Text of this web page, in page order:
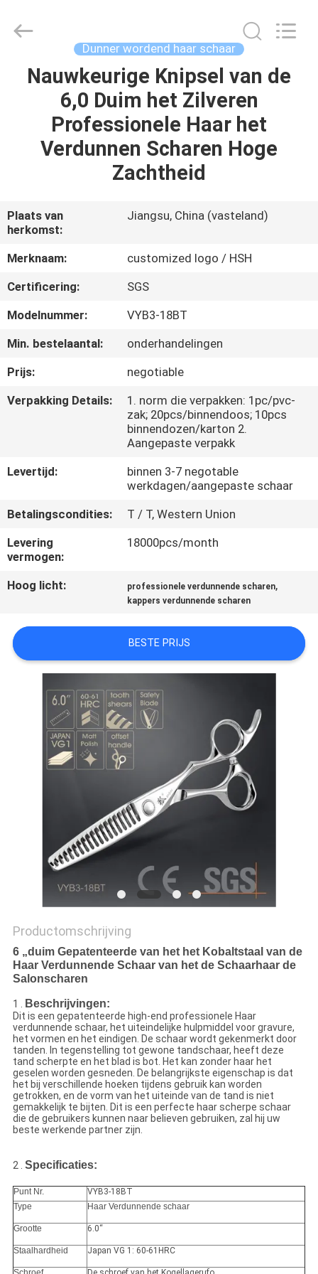
HUIS
PRODUCTEN
FABRIEKSREIS
KWALITEITSCONTROLE
CONTACTEER
ONS
VERZOEK
CITAAT
SITEMAP
PRIVACY
POLICY
Jincheng
Scissors
Dunner wordend haar schaar
Nauwkeurige Knipsel van de
6,0 Duim het Zilveren
Professionele Haar het
Verdunnen Scharen Hoge
Zachtheid
Plaats van
herkomst:
Jiangsu, China (vasteland)
Merknaam:
customized logo / HSH
Certificering:
SGS
Modelnummer:
VYB3-18BT
Min. bestelaantal:
onderhandelingen
Prijs:
negotiable
Verpakking Details:
1. norm die verpakken: 1pc/pvc-
zak; 20pcs/binnendoos; 10pcs
binnendozen/karton 2.
Aangepaste verpakk
Levertijd:
binnen 3-7 negotable
werkdagen/aangepaste schaar
Betalingscondities:
T / T, Western Union
Levering
vermogen:
18000pcs/month
Hoog licht: professionele verdunnende scharen,
kappers verdunnende scharen
BESTE PRIJS
Productomschrijving
6 „duim Gepatenteerde van het het Kobaltstaal van de
Haar Verdunnende Schaar van het de Schaarhaar de
Salonscharen
1 . Beschrijvingen:
Dit is een gepatenteerde high-end professionele Haar
verdunnende schaar, het uiteindelijke hulpmiddel voor gravure,
het vormen en het eindigen. De schaar wordt gekenmerkt door
tanden. In tegenstelling tot gewone tandschaar, heeft deze
tand scherpte en het blad is bot. Het kan zonder haar het
geselen worden gesneden. De belangrijkste eigenschap is dat
het bij verschillende hoeken tijdens gebruik kan worden
getrokken, en de vorm van het uiteinde van de tand is niet
gemakkelijk te bijten. Dit is een perfecte haar scherpe schaar
die de gebruikers kunnen naar believen gebruiken, zal hij uw
beste werkende partner zijn.
2 . Specificaties:
Punt Nr.
VYB3-18BT
Type
Haar Verdunnende schaar
Grootte 6.0“
Staalhardheid Japan VG 1: 60-61HRC